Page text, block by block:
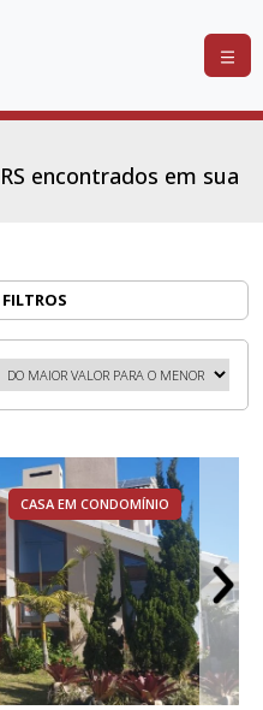
encontrados em sua
CASA EM CONDOMÍNIO